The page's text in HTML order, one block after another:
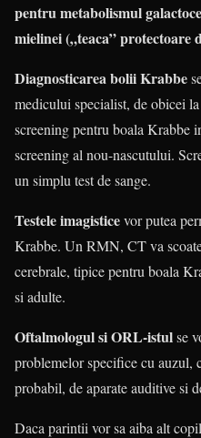
pentru metabolismul
mielinei („teaca”
Diagnosticarea bolii Krabbe
medicului specialist, de obicei
screening pentru boala Krabbe
screening al nou-nascutului.
un simplu test de sange.
Testele imagisticevor putea
Krabbe. Un RMN, CT va
cerebrale, tipice pentru boala
si adulte.
Oftalmologul si ORL-istulse
problemelor specifice cu auzul,
probabil, de aparate auditive si
Daca parintii vor sa aiba alt